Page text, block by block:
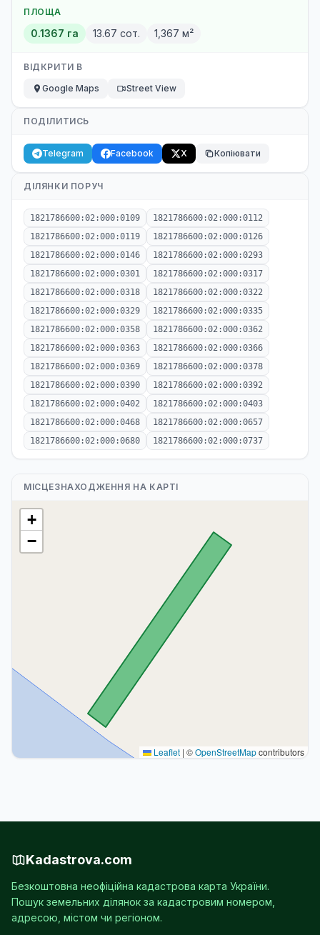
ПЛОЩА
0.1367 га 13.67 сот. 1,367 м²
ВІДКРИТИ В
Google Maps
Street View
ПОДІЛИТИСЬ
Telegram Facebook X Копіювати
ДІЛЯНКИ ПОРУЧ
1821786600:02:000:0109
1821786600:02:000:0112
1821786600:02:000:0119
1821786600:02:000:0126
1821786600:02:000:0146
1821786600:02:000:0293
1821786600:02:000:0301
1821786600:02:000:0317
1821786600:02:000:0318
1821786600:02:000:0322
1821786600:02:000:0329
1821786600:02:000:0335
1821786600:02:000:0358
1821786600:02:000:0362
1821786600:02:000:0363
1821786600:02:000:0366
1821786600:02:000:0369
1821786600:02:000:0378
1821786600:02:000:0390
1821786600:02:000:0392
1821786600:02:000:0402
1821786600:02:000:0403
1821786600:02:000:0468
1821786600:02:000:0657
1821786600:02:000:0680
1821786600:02:000:0737
МІСЦЕЗНАХОДЖЕННЯ НА КАРТІ
+
−
Leaflet | ©OpenStreetMapcontributors
Kadastrova.com
Безкоштовна неофіційна кадастрова карта України.
Пошук земельних ділянок за кадастровим номером,
адресою, містом чи регіоном.